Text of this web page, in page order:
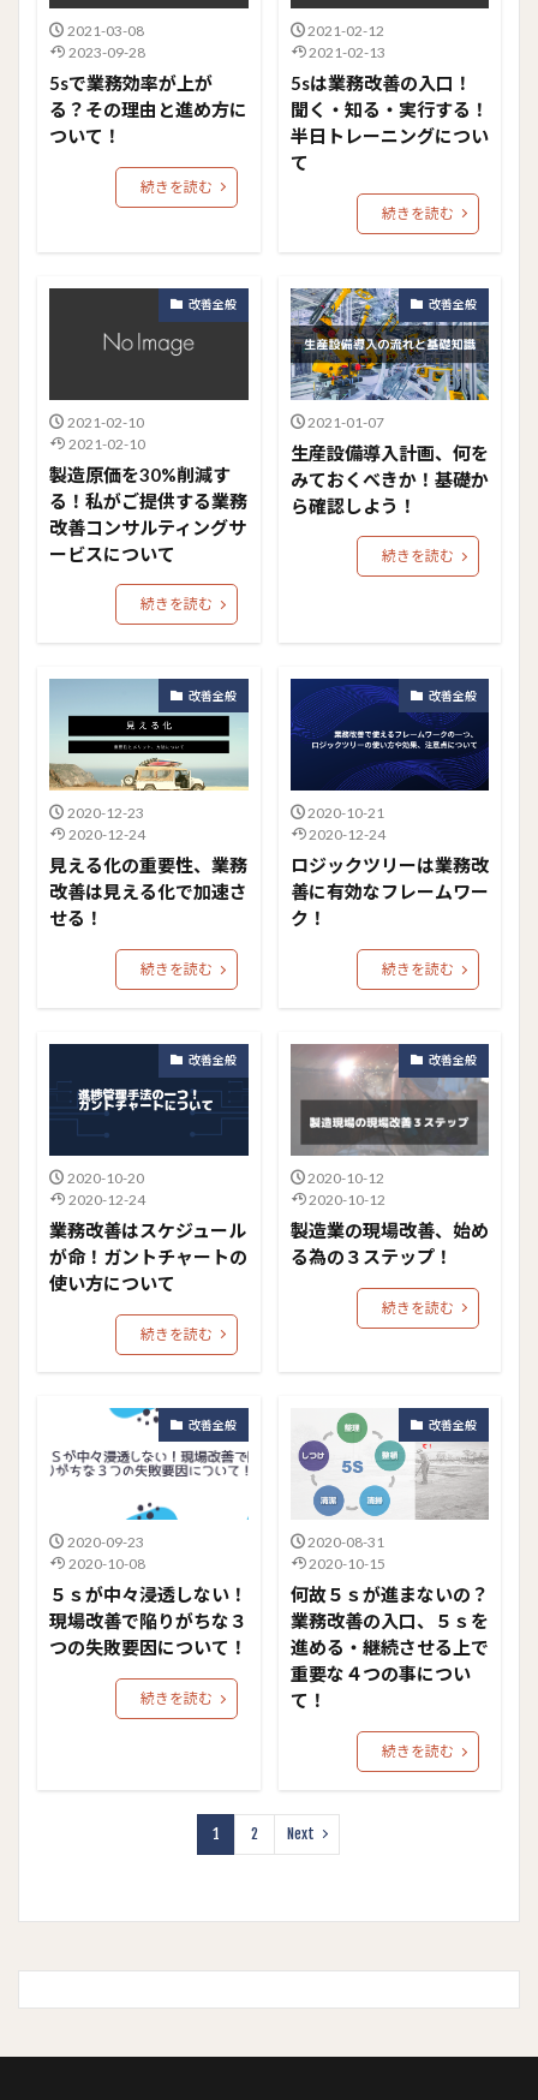
2021-03-08
2023-09-28
5sで業務効率が上が
る？その理由と進め方に
ついて！
続きを読む
2021-02-12
2021-02-13
5sは業務改善の入口！
聞く・知る・実行する！
半日トレーニングについ
て
続きを読む
改善全般
2021-02-10
2021-02-10
製造原価を30%削減す
る！私がご提供する業務
改善コンサルティングサ
ービスについて
続きを読む
改善全般
2021-01-07
生産設備導入計画、何を
みておくべきか！基礎か
ら確認しよう！
続きを読む
改善全般
2020-12-23
2020-12-24
見える化の重要性、業務
改善は見える化で加速さ
せる！
続きを読む
改善全般
2020-10-21
2020-12-24
ロジックツリーは業務改
善に有効なフレームワー
ク！
続きを読む
改善全般
2020-10-20
2020-12-24
業務改善はスケジュール
が命！ガントチャートの
使い方について
続きを読む
改善全般
2020-10-12
2020-10-12
製造業の現場改善、始め
る為の３ステップ！
続きを読む
改善全般
2020-09-23
2020-10-08
５ｓが中々浸透しない！
現場改善で陥りがちな３
つの失敗要因について！
続きを読む
改善全般
2020-08-31
2020-10-15
何故５ｓが進まないの？
業務改善の入口、５ｓを
進める・継続させる上で
重要な４つの事につい
て！
続きを読む
1 2 Next